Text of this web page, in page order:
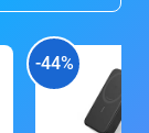
-44%